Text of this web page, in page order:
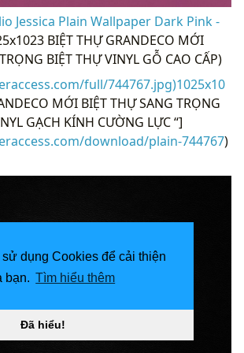
dụng Cookies để cải thiện
bạn. Tìm hiểu thêm
Đã hiểu!
Jessica Plain Wallpaper Dark Pink -
BIỆT THỰ GRANDECO MỚI
BIỆT THỰ VINYL GỖ CAO CẤP)
full/744767.jpg)1025x10
MỚI BIỆT THỰ SANG TRỌNG
GẠCH KÍNH CƯỜNG LỰC “]
download/plain-744767)